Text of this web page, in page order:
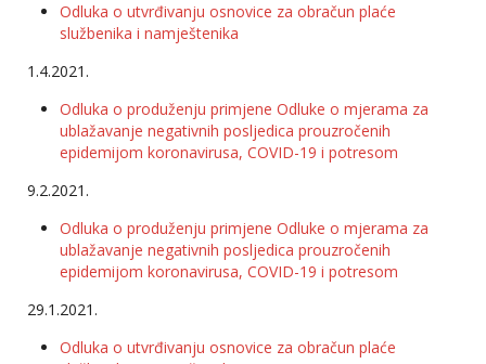
Odluka o utvrđivanju osnovice za obračun plaće
službenika i namještenika
1.4.2021.
Odluka o produženju primjene Odluke o mjerama za
ublažavanje negativnih posljedica prouzročenih
epidemijom koronavirusa, COVID-19 i potresom
9.2.2021.
Odluka o produženju primjene Odluke o mjerama za
ublažavanje negativnih posljedica prouzročenih
epidemijom koronavirusa, COVID-19 i potresom
29.1.2021.
Odluka o utvrđivanju osnovice za obračun plaće